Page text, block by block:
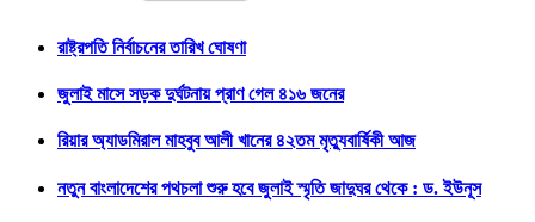
রাষ্ট্রপতি নির্বাচনের তারিখ ঘোষণা
জুলাই মাসে সড়ক দুর্ঘটনায় প্রাণ গেল ৪১৬ জনের
রিয়ার অ্যাডমিরাল মাহবুব আলী খানের ৪২তম মৃত্যুবার্ষিকী আজ
নতুন বাংলাদেশের পথচলা শুরু হবে জুলাই স্মৃতি জাদুঘর থেকে : ড. ইউনূস